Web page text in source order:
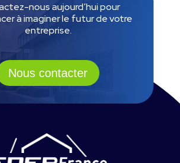
nous aujourd’hui pour
à imaginer le futur de votre
entreprise.
Nous contacter